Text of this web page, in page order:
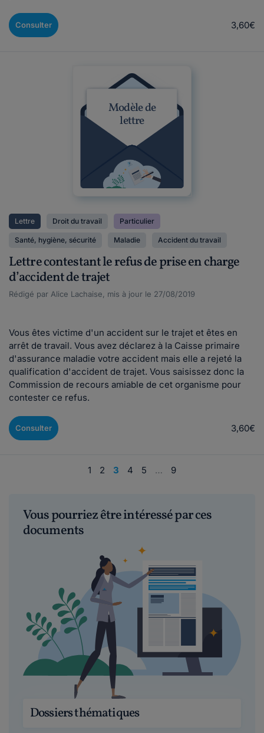
Consulter 3,60€
Modèle de
lettre
Lettre Droit du travail Particulier
Santé, hygiène, sécurité Maladie Accident du travail
Lettre contestant le refus de prise en charge
d’accident de trajet
Rédigé par Alice Lachaise, mis à jour le 27/08/2019
Vous êtes victime d'un accident sur le trajet et êtes en
arrêt de travail. Vous avez déclarez à la Caisse primaire
d'assurance maladie votre accident mais elle a rejeté la
qualification d'accident de trajet. Vous saisissez donc la
Commission de recours amiable de cet organisme pour
contester ce refus.
Consulter 3,60€
1 2 3 4 5 … 9
Vous pourriez être intéressé par ces
documents
Dossiers thématiques